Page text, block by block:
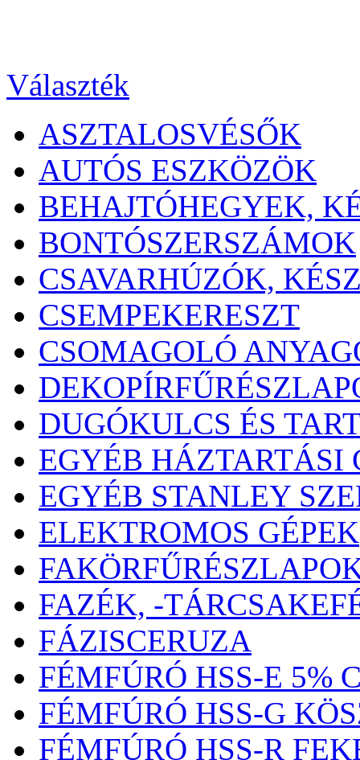
Választék
ASZTALOSVÉSŐK
AUTÓS ESZKÖZÖK
BEHAJTÓHEGYEK,
BONTÓSZERSZÁMOK
CSAVARHÚZÓK,
CSEMPEKERESZT
CSOMAGOLÓ
DUGÓKULCS ÉS
EGYÉB HÁZTARTÁSI
EGYÉB STANLEY
ELEKTROMOS GÉPEK
FAZÉK, -
FÁZISCERUZA
FÉMFÚRÓ HSS-E 5%
FÉMFÚRÓ HSS-G
FÉMFÚRÓ HSS-R